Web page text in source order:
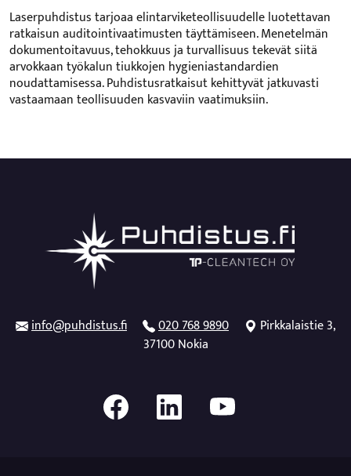
Laserpuhdistus tarjoaa elintarviketeollisuudelle luotettavan
ratkaisun auditointivaatimusten täyttämiseen. Menetelmän
dokumentoitavuus, tehokkuus ja turvallisuus tekevät siitä
arvokkaan työkalun tiukkojen hygieniastandardien
noudattamisessa. Puhdistusratkaisut kehittyvät jatkuvasti
vastaamaan teollisuuden kasvaviin vaatimuksiin.
info@puhdistus.fi 020 768 9890
Pirkkalaistie 3,
37100 Nokia